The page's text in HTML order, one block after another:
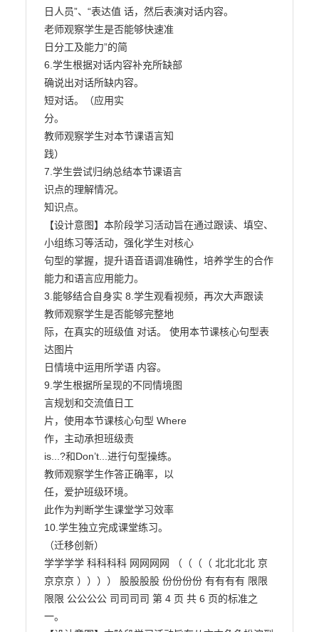
日人员”、“表达值 话，然后表演对话内容。
老师观察学生是否能够快速准
日分工及能力”的简
6.学生根据对话内容补充所缺部
确说出对话所缺内容。
短对话。（应用实
分。
教师观察学生对本节课语言知
践）
7.学生尝试归纳总结本节课语言
识点的理解情况。
知识点。
【设计意图】本阶段学习活动旨在通过跟读、填空、
小组练习等活动，强化学生对核心
句型的掌握，提升语音语调准确性，培养学生的合作
能力和语言应用能力。
3.能够结合自身实 8.学生观看视频，再次大声跟读
教师观察学生是否能够完整地
际，在真实的班级值 对话。 使用本节课核心句型表
达图片
日情境中运用所学语 内容。
9.学生根据所呈现的不同情境图
言规划和交流值日工
片，使用本节课核心句型 Where
作，主动承担班级责
is...?和Don’t...进行句型操练。
教师观察学生作答正确率，以
任，爱护班级环境。
此作为判断学生课堂学习效率
10.学生独立完成课堂练习。
（迁移创新）
学学学学 科科科科 网网网网 （（（（ 北北北北 京
京京京 ）））） 股股股股 份份份份 有有有有 限限
限限 公公公公 司司司司 第 4 页 共 6 页的标准之
一。